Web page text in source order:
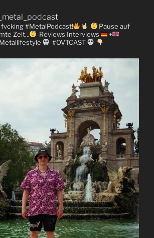
#MetalPodcast!
Pause auf
Zeit...
Reviews Interviews
+
Metallifestyle #OVTCAST